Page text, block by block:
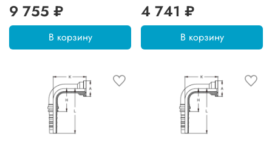
9 755 ₽
В корзину
4 741 ₽
В корзину